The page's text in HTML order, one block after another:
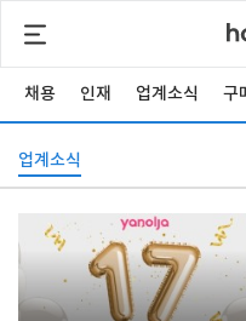
채용 인재 업계소식 구
업계소식